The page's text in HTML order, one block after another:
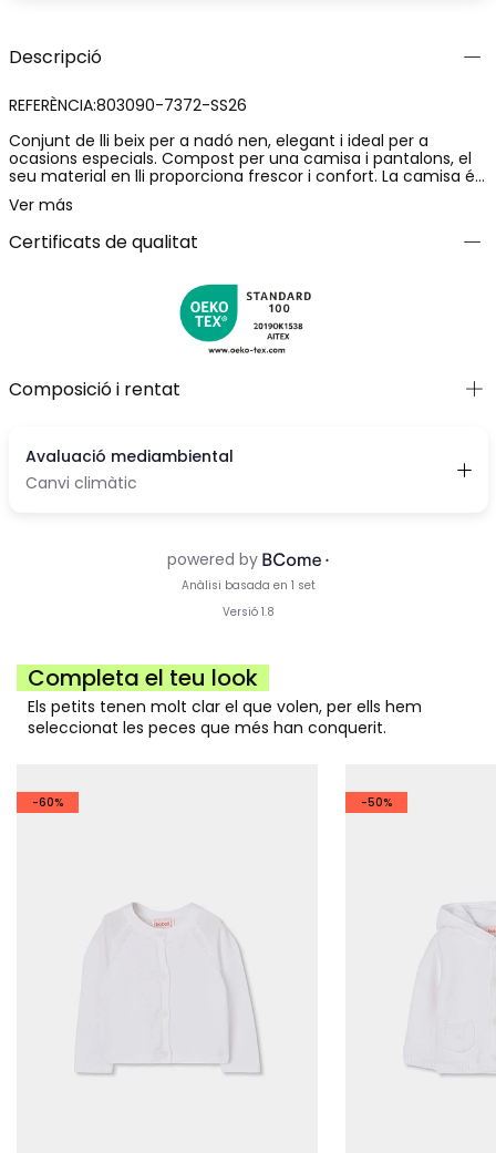
Descripció
REFERÈNCIA:803090-7372-SS26
Conjunt de lli beix per a nadó nen, elegant i ideal per a
ocasions especials. Compost per una camisa i pantalons, el
seu material en lli proporciona frescor i confort. La camisa és
de color blanc, amb botons al davant i un llaç decoratiu que
afegeix un toc chic. Els pantalons beix combinen
perfectament, creant un look sofisticat. Disponible en talles
des d'1 mes fins a 2 anys, és perfecte per a qualsevol
fàcilment amb altres peces per aconseguir un estil
encantador i còmode per al nadó.
Ver más
Certificats de qualitat
Composició i rentat
Completa el teu look
Els petits tenen molt clar el que volen, per ells hem
seleccionat les peces que més han conquerit.
-60% -50%